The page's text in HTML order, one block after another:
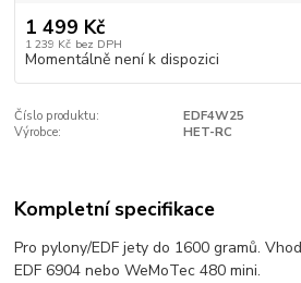
1 499 Kč
1 239 Kč bez DPH
Momentálně není k dispozici
Číslo produktu:
EDF4W25
Výrobce:
HET-RC
Kompletní specifikace
Pro pylony/EDF jety do 1600 gramů.
EDF 6904 nebo WeMoTec 480 mini.